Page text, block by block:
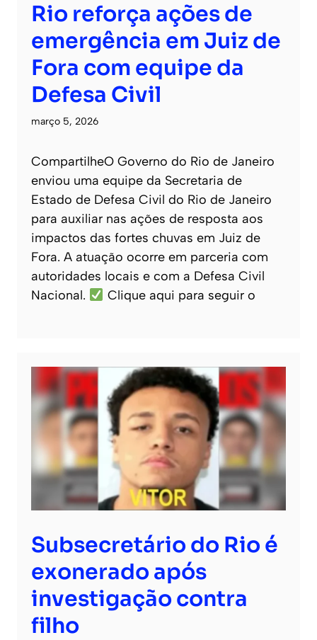
Rio reforça ações de
emergência em Juiz de
Fora com equipe da
Defesa Civil
março 5, 2026
CompartilheO Governo do Rio de Janeiro
enviou uma equipe da Secretaria de
Estado de Defesa Civil do Rio de Janeiro
para auxiliar nas ações de resposta aos
impactos das fortes chuvas em Juiz de
Fora. A atuação ocorre em parceria com
autoridades locais e com a Defesa Civil
Nacional.
Clique aqui para seguir o
Subsecretário do Rio é
exonerado após
investigação contra
filho